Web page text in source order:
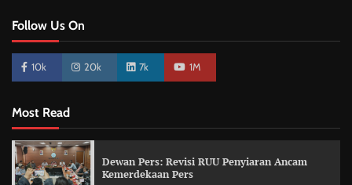
Follow Us On
10k 20k 7k 1M
Most Read
Dewan Pers: Revisi RUU Penyiaran Ancam
Kemerdekaan Pers